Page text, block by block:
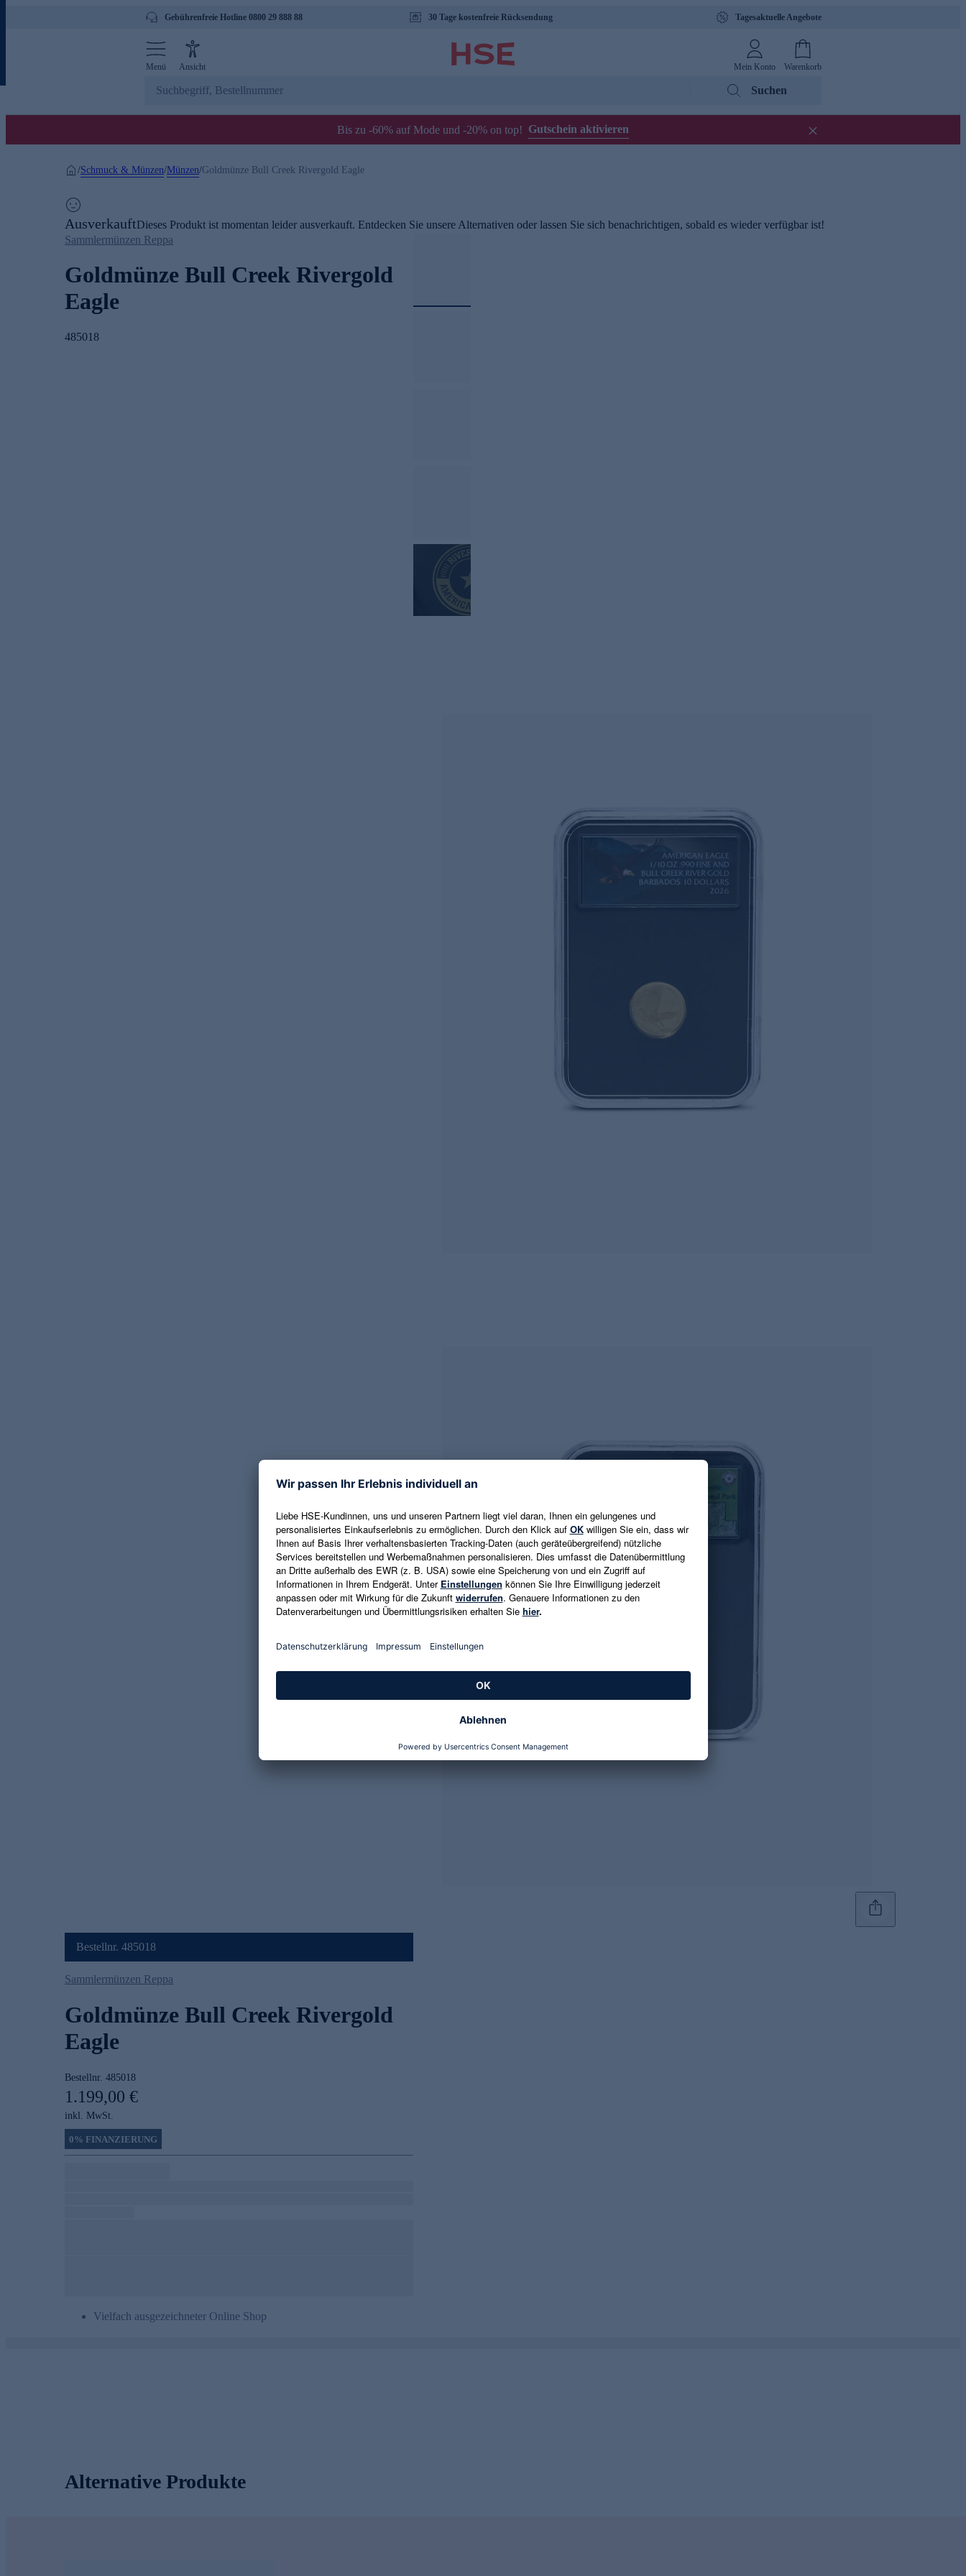
Gebührenfreie Hotline 0800 29 888 88 30 Tage kostenfreie Rücksendung Tagesaktuelle Angebote
Menü Ansicht Mein Konto Warenkorb
Suchen
Bis zu -60% auf Mode und -20% on top! Gutschein aktivieren
/Schmuck & Münzen/Münzen/Goldmünze Bull Creek Rivergold Eagle
AusverkauftDieses Produkt ist momentan leider ausverkauft. Entdecken Sie unsere Alternativen oder lassen Sie sich benachrichtigen, sobald es wieder verfügbar ist!
Sammlermünzen Reppa
Goldmünze Bull Creek Rivergold
Eagle
485018
Bestellnr. 485018
Sammlermünzen Reppa
Goldmünze Bull Creek Rivergold
Eagle
Bestellnr. 485018
1.199,00 €
inkl. MwSt.
0% FINANZIERUNG
Vielfach ausgezeichneter Online Shop
Alternative Produkte